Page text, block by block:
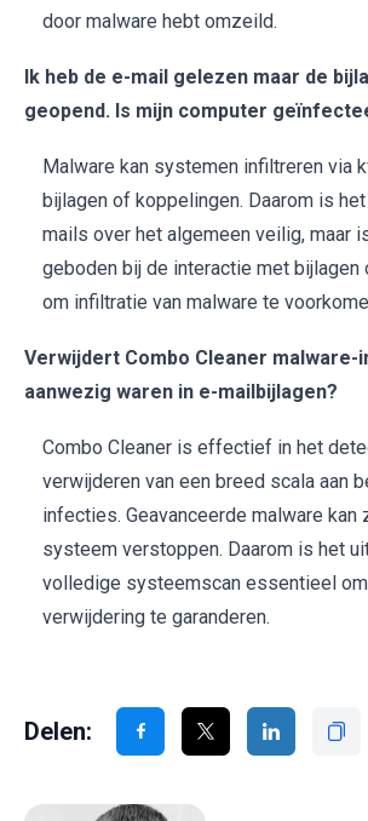
door malware hebt omzeild.
Ik heb de e-mail gelezen maar de
geopend. Is mijn computer
Malware kan systemen infiltreren via
bijlagen of koppelingen. Daarom is
mails over het algemeen veilig, maar
geboden bij de interactie met bijlagen
om infiltratie van malware te
Verwijdert Combo Cleaner malware-
aanwezig waren in e-mailbijlagen?
Combo Cleaner is effectief in het
verwijderen van een breed scala aan
infecties. Geavanceerde malware kan
systeem verstoppen. Daarom is het
volledige systeemscan essentieel
verwijdering te garanderen.
Delen: